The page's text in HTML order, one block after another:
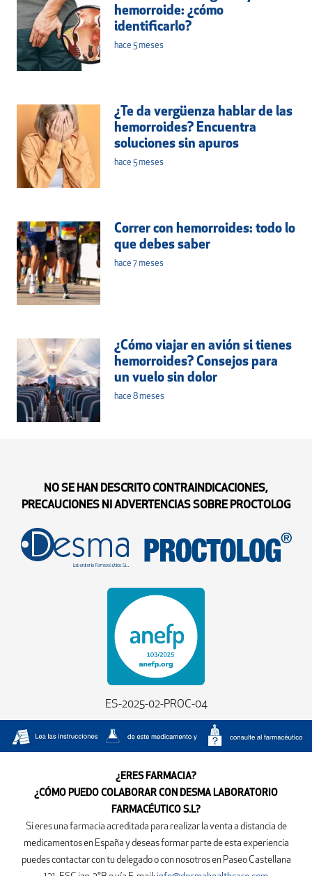
hemorroide: ¿cómo
identificarlo?
hace 5 meses
¿Te da vergüenza hablar de las
hemorroides? Encuentra
soluciones sin apuros
hace 5 meses
Correr con hemorroides: todo lo
que debes saber
hace 7 meses
¿Cómo viajar en avión si tienes
hemorroides? Consejos para
un vuelo sin dolor
hace 8 meses
NO SE HAN DESCRITO CONTRAINDICACIONES,
PRECAUCIONES NI ADVERTENCIAS SOBRE PROCTOLOG
ES-2025-02-PROC-04
¿ERES FARMACIA?
¿CÓMO PUEDO COLABORAR CON DESMA LABORATORIO
FARMACÉUTICO S.L?
Si eres una farmacia acreditada para realizar la venta a distancia de
medicamentos en España y deseas formar parte de esta experiencia
puedes contactar con tu delegado o con nosotros en Paseo Castellana